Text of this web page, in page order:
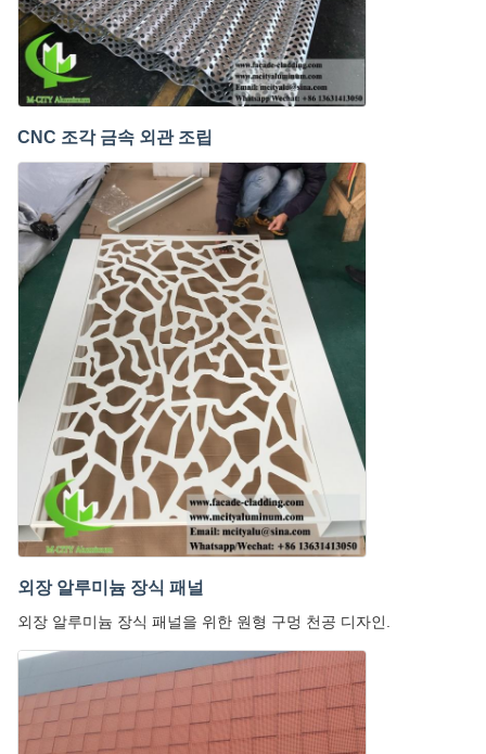
CNC 조각 금속 외관 조립
외장 알루미늄 장식 패널
외장 알루미늄 장식 패널을 위한 원형 구멍 천공 디자인.